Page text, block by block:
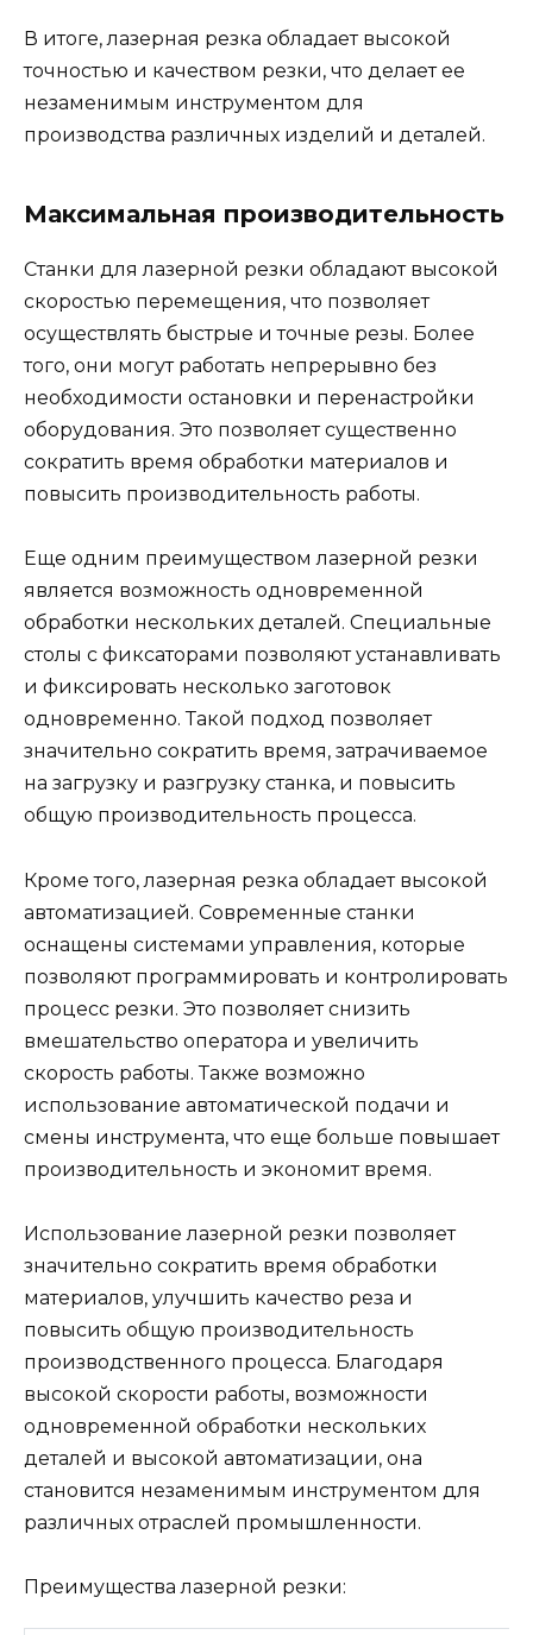
В итоге, лазерная резка обладает высокой
точностью и качеством резки, что делает ее
незаменимым инструментом для
производства различных изделий и деталей.
Максимальная производительность
Станки для лазерной резки обладают высокой
скоростью перемещения, что позволяет
осуществлять быстрые и точные резы. Более
того, они могут работать непрерывно без
необходимости остановки и перенастройки
оборудования. Это позволяет существенно
сократить время обработки материалов и
повысить производительность работы.
Еще одним преимуществом лазерной резки
является возможность одновременной
обработки нескольких деталей. Специальные
столы с фиксаторами позволяют устанавливать
и фиксировать несколько заготовок
одновременно. Такой подход позволяет
значительно сократить время, затрачиваемое
на загрузку и разгрузку станка, и повысить
общую производительность процесса.
Кроме того, лазерная резка обладает высокой
автоматизацией. Современные станки
оснащены системами управления, которые
позволяют программировать и контролировать
процесс резки. Это позволяет снизить
вмешательство оператора и увеличить
скорость работы. Также возможно
использование автоматической подачи и
смены инструмента, что еще больше повышает
производительность и экономит время.
Использование лазерной резки позволяет
значительно сократить время обработки
материалов, улучшить качество реза и
повысить общую производительность
производственного процесса. Благодаря
высокой скорости работы, возможности
одновременной обработки нескольких
деталей и высокой автоматизации, она
становится незаменимым инструментом для
различных отраслей промышленности.
Преимущества лазерной резки: